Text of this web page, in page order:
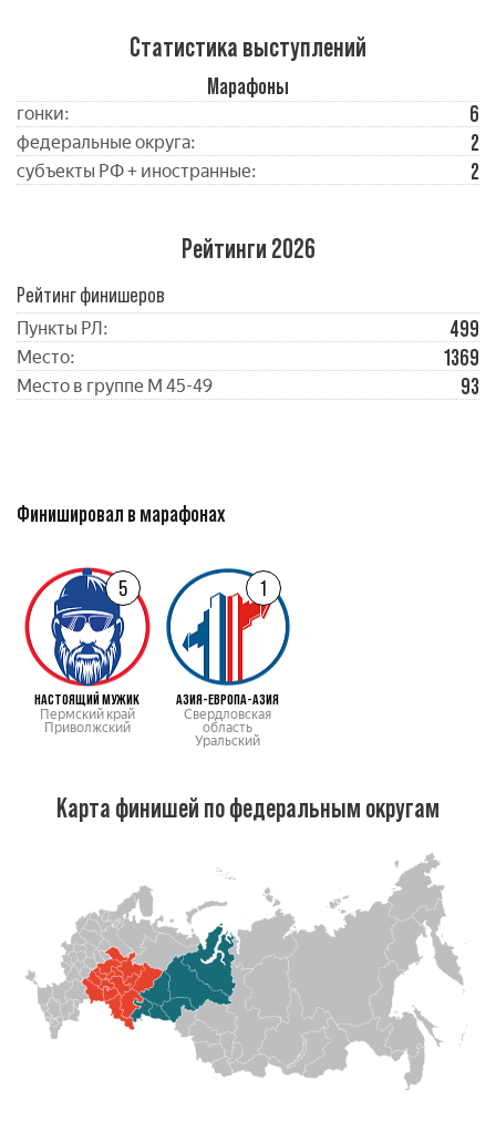
Статистика выступлений
Марафоны
гонки: 6
федеральные округа: 2
субъекты РФ + иностранные: 2
Рейтинги 2026
Рейтинг финишеров
Пункты РЛ: 499
Место: 1369
Место в группе М 45-49 93
Финишировал в марафонах
5
НАСТОЯЩИЙ МУЖИК
Пермский край
Приволжский
1
АЗИЯ-ЕВРОПА-АЗИЯ
Свердловская
область
Уральский
Карта финишей по федеральным округам